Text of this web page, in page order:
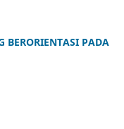
BERORIENTASI PADA